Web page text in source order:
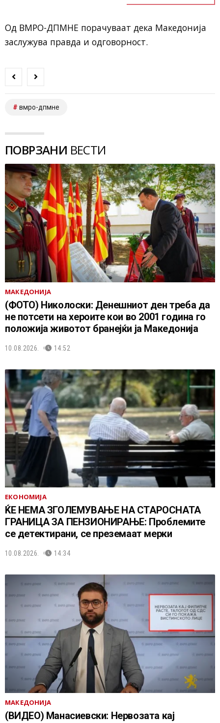
Од ВМРО-ДПМНЕ порачуваат дека Македонија
заслужува правда и одговорност.
вмро-дпмне
ПОВРЗАНИ ВЕСТИ
МАКЕДОНИЈА
(ФОТО) Николоски: Денешниот ден треба да
не потсети на хероите кои во 2001 година го
положија животот бранејќи ја Македонија
10.08.2026. 14:52
ЕКОНОМИЈА
ЌЕ НЕМА ЗГОЛЕМУВАЊЕ НА СТАРОСНАТА
ГРАНИЦА ЗА ПЕНЗИОНИРАЊЕ: Проблемите
се детектирани, се преземаат мерки
10.08.2026. 14:34
МАКЕДОНИЈА
(ВИДЕО) Манасиевски: Нервозата кај